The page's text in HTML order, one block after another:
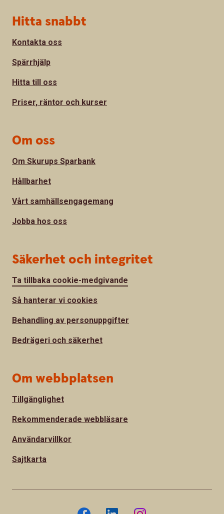
Sidfot
Hitta snabbt
Kontakta oss
Spärrhjälp
Hitta till oss
Priser, räntor och kurser
Om oss
Om Skurups Sparbank
Hållbarhet
Vårt samhällsengagemang
Jobba hos oss
Säkerhet och integritet
Ta tillbaka cookie-medgivande
Så hanterar vi cookies
Behandling av personuppgifter
Bedrägeri och säkerhet
Om webbplatsen
Tillgänglighet
Rekommenderade webbläsare
Användarvillkor
Sajtkarta